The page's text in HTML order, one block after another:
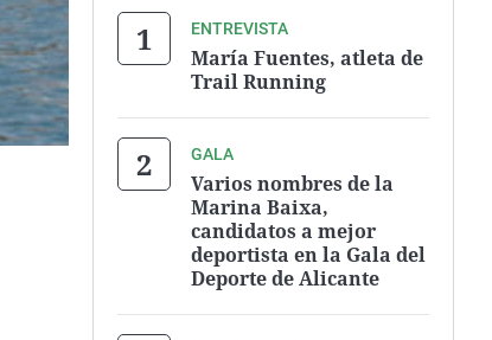
ENTREVISTA
María Fuentes, atleta de
Trail Running
GALA
Varios nombres de la
Marina Baixa,
candidatos a mejor
deportista en la Gala del
Deporte de Alicante